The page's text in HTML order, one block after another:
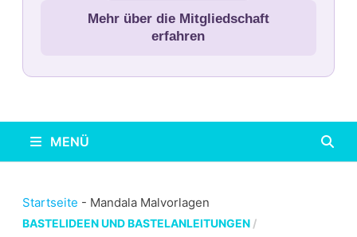
Mehr über die Mitgliedschaft
erfahren
MENÜ
Startseite - Mandala Malvorlagen
BASTELIDEEN UND BASTELANLEITUNGEN/